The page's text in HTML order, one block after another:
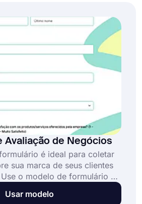
Avaliação de Negócios
é ideal para coletar
sua marca de seus clientes
o modelo de formulário de
da forms.app para saber
pensam sobre sua empresa.
Usar modelo